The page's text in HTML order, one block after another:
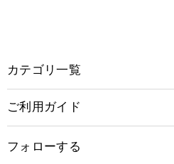
カテゴリ一覧
ご利用ガイド
フォローする